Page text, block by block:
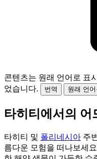
콘텐츠는 원래 언어로 표
었습니다.
번역 원래 언
타히티에서의 어
타히티 및 폴리네시아 주
름다운 모험을 떠나보세